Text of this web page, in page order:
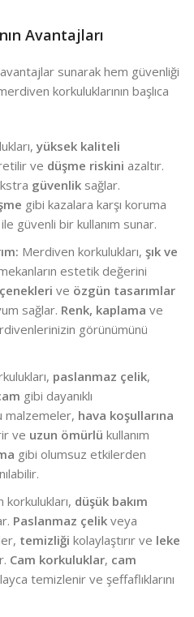
Avantajları
sunarak hem güvenliği
korkuluklarının başlıca
yüksek kaliteli
ve düşme riskini azaltır.
güvenlik sağlar.
gibi kazalara karşı koruma
ile güvenli bir kullanım sunar.
Merdiven korkulukları, şık ve
estetik değerini
ve özgün tasarımlar
sağlar. Renk, kaplama ve
görünümünü
paslanmaz çelik,
gibi dayanıklı
malzemeler, hava koşullarına
ve uzun ömürlü kullanım
gibi olumsuz etkilerden
korkulukları, düşük bakım
Paslanmaz çelik veya
temizliği kolaylaştırır ve leke
Cam korkuluklar, cam
temizlenir ve şeffaflıklarını